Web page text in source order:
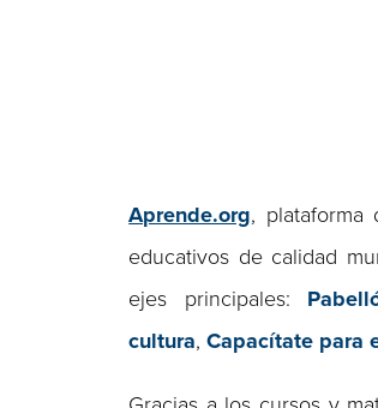
Aprende.org, plataforma
educativos de calidad
ejes principales:
cultura,Capacítate para